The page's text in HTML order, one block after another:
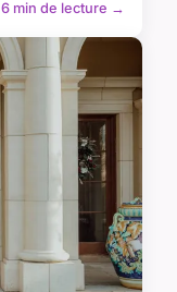
6 min de lecture →